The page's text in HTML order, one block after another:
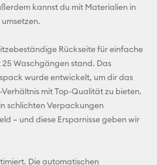
Facebook
X
kannst du mit Materialien in
Rückseite für einfache
Waschgängen stand. Das
wurde entwickelt, um dir das
mit Top-Qualität zu bieten.
schlichten Verpackungen
– und diese Ersparnisse geben wir
Die automatischen